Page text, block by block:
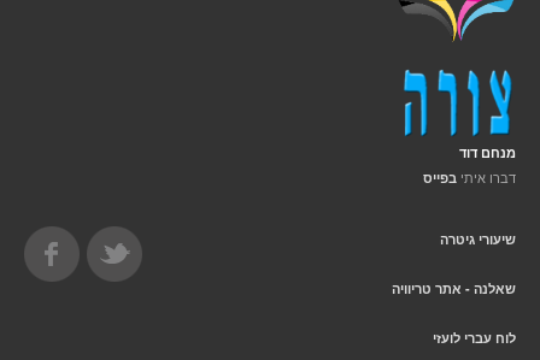
מנחם דוד
דברו איתי בפייס
שיעורי גיטרה
שאלנה - אתר טריוויה
לוח עברי לועזי